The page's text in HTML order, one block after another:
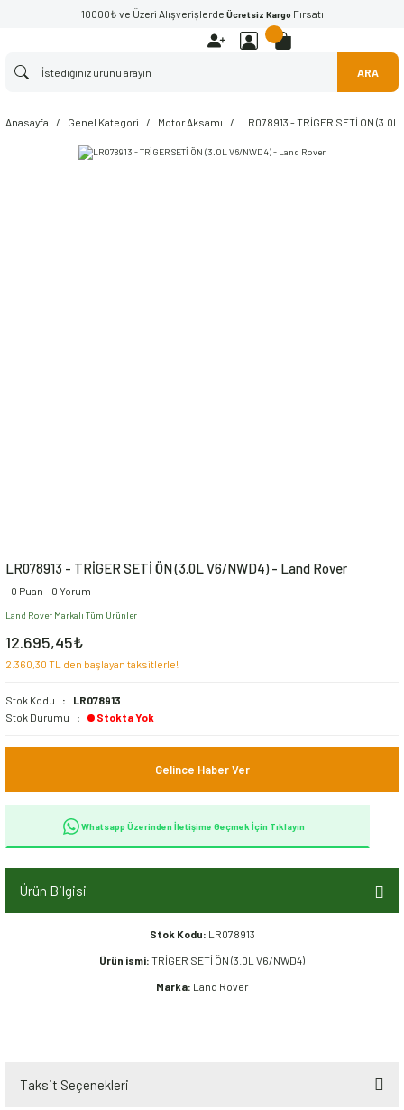
10000₺ ve Üzeri Alışverişlerde Ücretsiz Kargo Fırsatı
ARA
Anasayfa Genel Kategori Motor Aksamı LR078913 - TRİGER SETİ ÖN
LR078913 - TRİGER SETİ ÖN (3.0L V6/NWD4) - Land Rover
0 Puan - 0 Yorum
Land Rover Markalı Tüm Ürünler
12.695,45₺
2.360,30 TL den başlayan taksitlerle!
Stok Kodu
LR078913
Stok Durumu
Stokta Yok
Gelince Haber Ver
Whatsapp Üzerinden İletişime Geçmek İçin Tıklayın
Ürün Bilgisi
Stok Kodu: LR078913
Ürün ismi: TRİGER SETİ ÖN (3.0L V6/NWD4)
Marka: Land Rover
Taksit Seçenekleri